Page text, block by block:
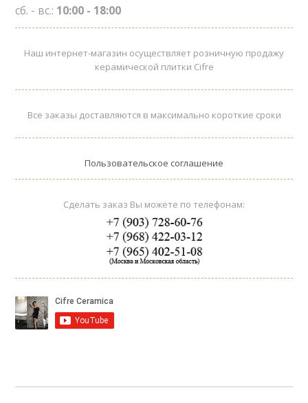
сб. - вс.: 10:00 - 18:00
Наш интернет-магазин осуществляет розничную продажу
керамической плитки Cifre
Все заказы доставляются в максимально короткие сроки
Пользовательское соглашение
Сделать заказ Вы можете по телефонам: